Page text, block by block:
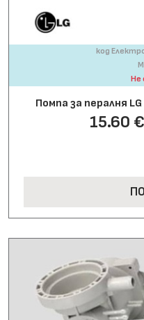
код
Не
Помпа за пералня
15.60